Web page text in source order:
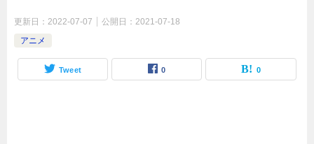
更新日： 2022-07-07 公開日： 2021-07-18
アニメ
Tweet 0 0